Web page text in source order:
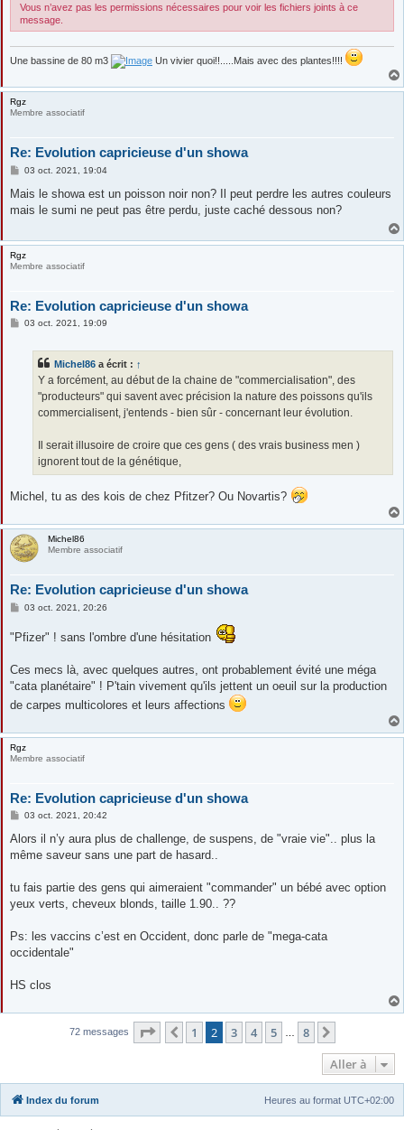
Vous n’avez pas les permissions nécessaires pour voir les fichiers joints à ce
message.
Une bassine de 80 m3 Un vivier quoi!!.....Mais avec des plantes!!!!
Rgz
Membre associatif
Re: Evolution capricieuse d'un showa
M
s
a
03 oct. 2021, 19:04
Mais le showa est un poisson noir non? Il peut perdre les autres couleurs
mais le sumi ne peut pas être perdu, juste caché dessous non?
Rgz
Membre associatif
Re: Evolution capricieuse d'un showa
M03 oct. 2021, 19:09
Michel86 a écrit : ↑
Y a forcément, au début de la chaine de "commercialisation", des
"producteurs" qui savent avec précision la nature des poissons qu'ils
commercialisent, j'entends - bien sûr - concernant leur évolution.
Il serait illusoire de croire que ces gens ( des vrais business men )
ignorent tout de la génétique,
Michel, tu as des kois de chez Pfitzer? Ou Novartis?
Michel86
Membre associatif
Re: Evolution capricieuse d'un showa
M
s
e
03 oct. 2021, 20:26
"Pfizer" ! sans l'ombre d'une hésitation
Ces mecs là, avec quelques autres, ont probablement évité une méga
"cata planétaire" ! P'tain vivement qu'ils jettent un oeuil sur la production
de carpes multicolores et leurs affections
Rgz
Membre associatif
Re: Evolution capricieuse d'un showa
M
s
a
03 oct. 2021, 20:42
Alors il n’y aura plus de challenge, de suspens, de "vraie vie".. plus la
même saveur sans une part de hasard..
tu fais partie des gens qui aimeraient "commander" un bébé avec option
yeux verts, cheveux blonds, taille 1.90.. ??
Ps: les vaccins c’est en Occident, donc parle de "mega-cata
occidentale"
HS clos
72 messages Page sur8
Précédente
1 2 3 4 5 8
Aller à
Index du forum Heures au format UTC+02:00